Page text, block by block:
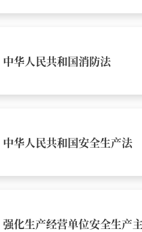
中华人民共和国消防法
中华人民共和国安全生产法
强化生产经营单位安全生产